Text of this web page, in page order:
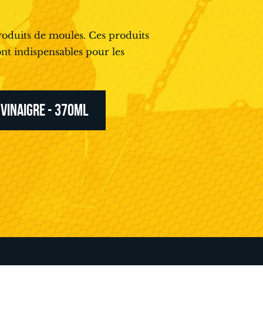
de moules. Ces produits
indispensables pour les
VINAIGRE - 370ML